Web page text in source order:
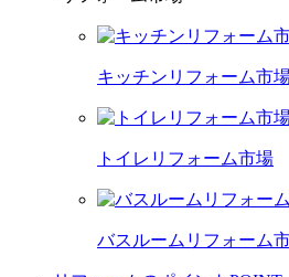
キッチンリフォーム市
トイレリフォーム市場
バスルームリフォーム